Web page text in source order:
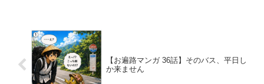
【お遍路マンガ 36話】そのバス、平日し
か来ません